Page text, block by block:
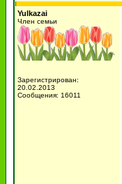
Yulkazai
Член семьи
Зарегистрирован:
20.02.2013
Сообщения: 16011